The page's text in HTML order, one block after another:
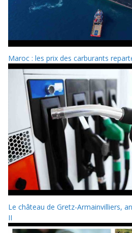
Maroc : les prix des carburants
Le château de Gretz-Armainvilliers,
II